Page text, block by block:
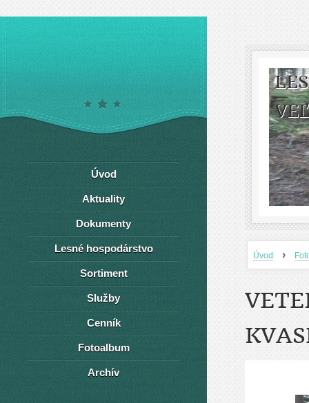
Úvod ›
Úvod
Aktuality
Dokumenty
Lesné hospodárstvo
Sortiment
Služby
Cenník
Fotoalbum
Archív